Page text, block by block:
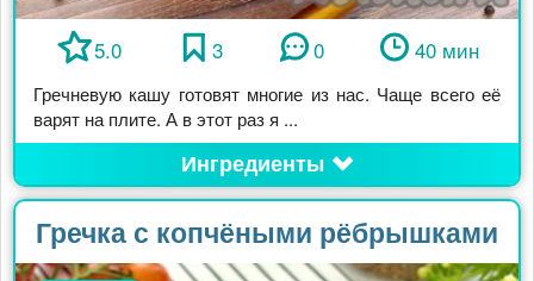
5.0 3 0 40 мин
Гречневую кашу готовят многие из нас. Чаще всего её
варят на плите. А в этот раз я ...
Ингредиенты
Гречка с копчёными рёбрышками